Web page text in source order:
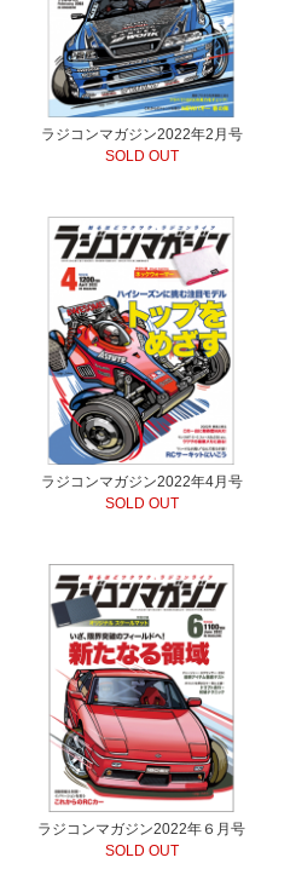
ラジコンマガジン2022年2月号
SOLD OUT
ラジコンマガジン2022年4月号
SOLD OUT
ラジコンマガジン2022年６月号
SOLD OUT